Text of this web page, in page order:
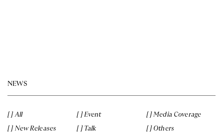
NEWS
All
New Releases
Event
Talk
Media Coverage
Others